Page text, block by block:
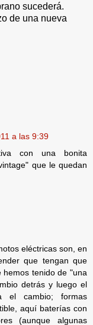
sucederá.
de una nueva
a las 9:39
con una bonita
que le quedan
eléctricas son, en
que tengan que
hemos tenido de "una
detrás y luego el
el cambio; formas
aquí baterías con
(aunque algunas